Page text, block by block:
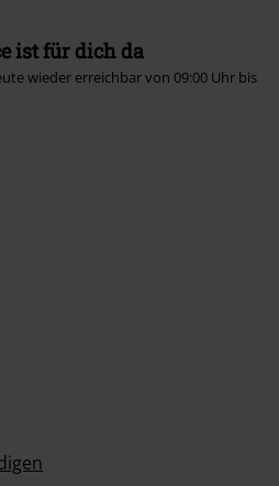
ist für dich da
wieder erreichbar von 09:00 Uhr bis